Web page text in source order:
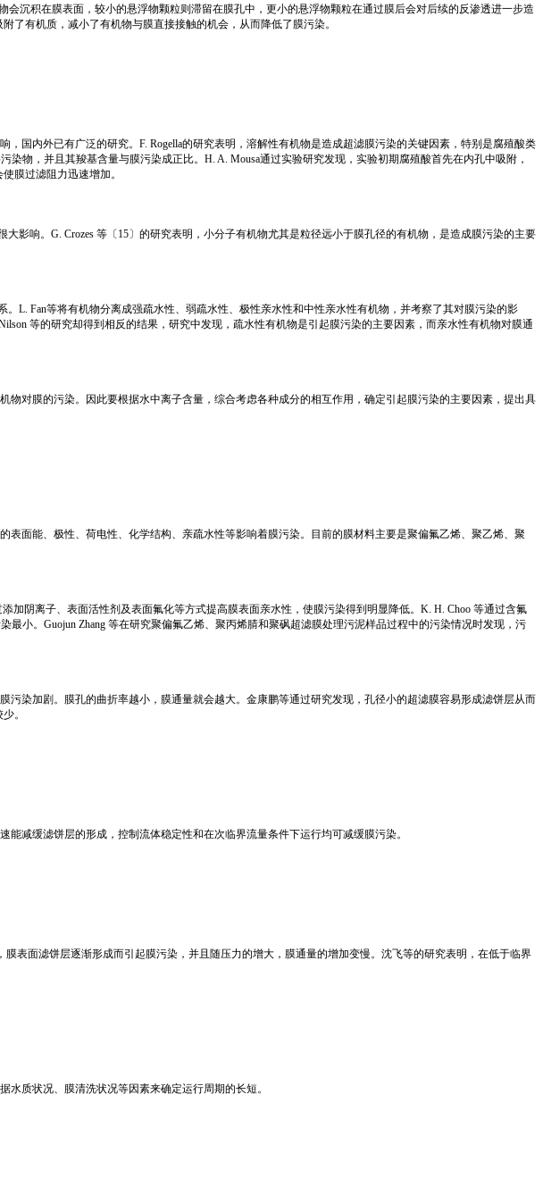
沉积在膜表面，较小的悬浮物颗粒则滞留在膜孔中，更小的悬浮物颗粒在通过膜后会对后续的反渗透进一步造
了有机质，减小了有机物与膜直接接触的机会，从而降低了膜污染。
国内外已有广泛的研究。F. Rogella的研究表明，溶解性有机物是造成超滤膜污染的关键因素，特别是腐殖酸类
物，并且其羧基含量与膜污染成正比。H. A. Mousa通过实验研究发现，实验初期腐殖酸首先在内孔中吸附，
膜过滤阻力迅速增加。
影响。G. Crozes 等〔15〕的研究表明，小分子有机物尤其是粒径远小于膜孔径的有机物，是造成膜污染的主要
L. Fan等将有机物分离成强疏水性、弱疏水性、极性亲水性和中性亲水性有机物，并考察了其对膜污染的影
等的研究却得到相反的结果，研究中发现，疏水性有机物是引起膜污染的主要因素，而亲水性有机物对膜通
对膜的污染。因此要根据水中离子含量，综合考虑各种成分的相互作用，确定引起膜污染的主要因素，提出具
面能、极性、荷电性、化学结构、亲疏水性等影响着膜污染。目前的膜材料主要是聚偏氟乙烯、聚乙烯、聚
加阴离子、表面活性剂及表面氟化等方式提高膜表面亲水性，使膜污染得到明显降低。K. H. Choo 等通过含氟
小。Guojun Zhang 等在研究聚偏氟乙烯、聚丙烯腈和聚砜超滤膜处理污泥样品过程中的污染情况时发现，污
染加剧。膜孔的曲折率越小，膜通量就会越大。金康鹏等通过研究发现，孔径小的超滤膜容易形成滤饼层从而
。
减缓滤饼层的形成，控制流体稳定性和在次临界流量条件下运行均可减缓膜污染。
表面滤饼层逐渐形成而引起膜污染，并且随压力的增大，膜通量的增加变慢。沈飞等的研究表明，在低于临界
质状况、膜清洗状况等因素来确定运行周期的长短。